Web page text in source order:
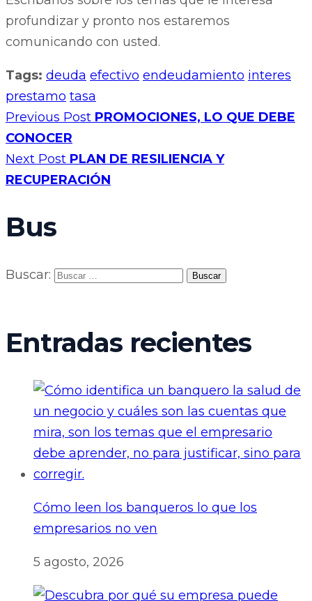
profundizar y pronto nos estaremos
comunicando con usted.
Tags: deuda efectivo endeudamiento interes
prestamo tasa
Previous Post PROMOCIONES, LO QUE DEBE
CONOCER
Next Post PLAN DE RESILIENCIA Y
RECUPERACIÓN
Bus
Buscar:
Entradas recientes
Cómo leen los banqueros lo que los
empresarios no ven
5 agosto, 2026